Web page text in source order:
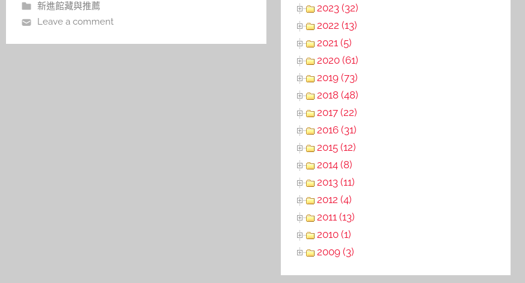
的關懷與勇氣。 ▲大悲學苑德嘉法師
新進館藏與推薦
Leave a comment
2023 (32)
2022 (13)
2021 (5)
2020 (61)
2019 (73)
2018 (48)
2017 (22)
2016 (31)
2015 (12)
2014 (8)
2013 (11)
2012 (4)
2011 (13)
2010 (1)
2009 (3)